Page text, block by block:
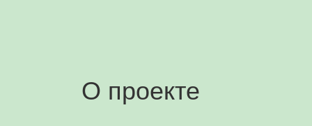
О проекте